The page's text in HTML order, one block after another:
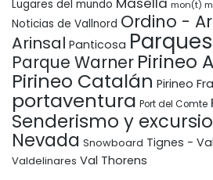
Lugares del mundo mon(t)
Noticias de Vallnord Ordino -
Arinsal Panticosa
Parque Warner Pirineo
Pirineo Catalán Pirineo
portaventura Port del Comte
Senderismo y
Nevada Snowboard Tignes -
Valdelinares Val Thorens